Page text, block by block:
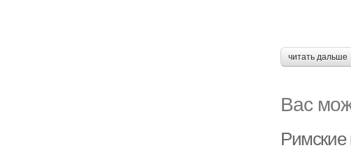
читать дальше
Вас
Римские